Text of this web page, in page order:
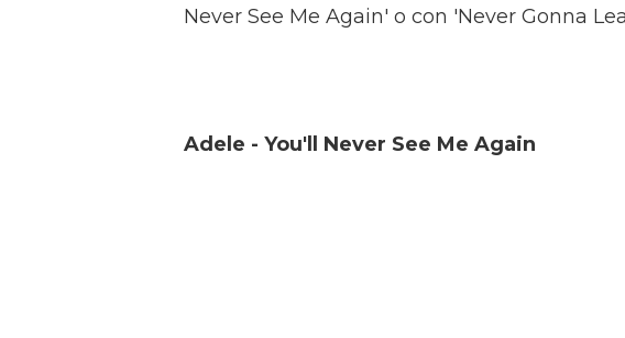
Never See Me Again' o con 'Never Gonna
Adele - You'll Never See Me Again